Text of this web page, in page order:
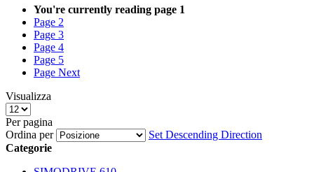
You're currently reading page 1
Page 2
Page 3
Page 4
Page 5
Page Next
Visualizza
Per pagina
Ordina per
Set Descending Direction
Categorie